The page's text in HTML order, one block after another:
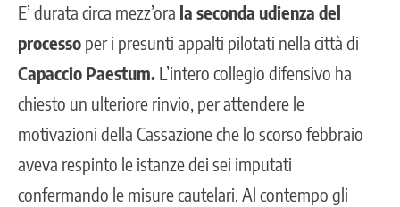
E’ durata circa mezz’ora la seconda udienza del
processo per i presunti appalti pilotati nella città di
Capaccio Paestum. L’intero collegio difensivo ha
chiesto un ulteriore rinvio, per attendere le
motivazioni della Cassazione che lo scorso febbraio
aveva respinto le istanze dei sei imputati
confermando le misure cautelari. Al contempo gli